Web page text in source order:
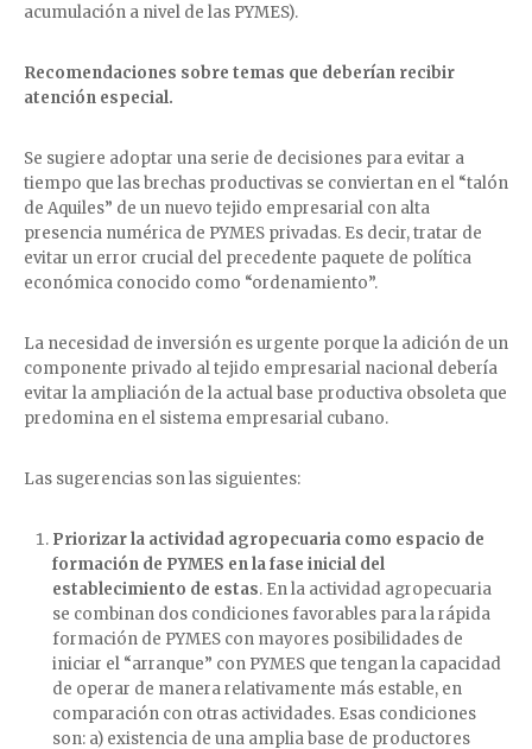
acumulación a nivel de las PYMES).
Recomendaciones sobre temas que deberían recibir
atención especial.
Se sugiere adoptar una serie de decisiones para evitar a
tiempo que las brechas productivas se conviertan en el “talón
de Aquiles” de un nuevo tejido empresarial con alta
presencia numérica de PYMES privadas. Es decir, tratar de
evitar un error crucial del precedente paquete de política
económica conocido como “ordenamiento”.
La necesidad de inversión es urgente porque la adición de un
componente privado al tejido empresarial nacional debería
evitar la ampliación de la actual base productiva obsoleta que
predomina en el sistema empresarial cubano.
Las sugerencias son las siguientes:
Priorizar la actividad agropecuaria como espacio de
formación de PYMES en la fase inicial del
establecimiento de estas. En la actividad agropecuaria
se combinan dos condiciones favorables para la rápida
formación de PYMES con mayores posibilidades de
iniciar el “arranque” con PYMES que tengan la capacidad
de operar de manera relativamente más estable, en
comparación con otras actividades. Esas condiciones
son: a) existencia de una amplia base de productores